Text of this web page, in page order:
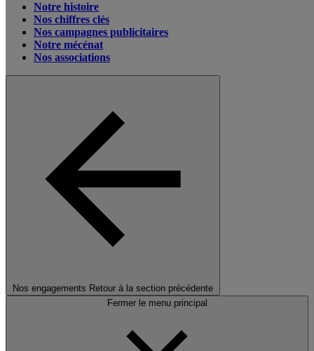
Notre histoire
Nos chiffres clés
Nos campagnes publicitaires
Notre mécénat
Nos associations
Nos engagements Retour à la section précédente
Fermer le menu principal